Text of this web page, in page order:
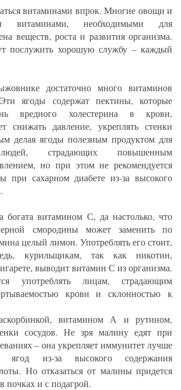
витаминами впрок. Многие овощи и
витаминами, необходимыми для
веществ, роста и развития организма.
послужить хорошую службу – каждый
достаточно много витаминов
ягоды содержат пектины, которые
вредного холестерина в крови,
снижать давление, укреплять стенки
делая ягоды полезным продуктом для
людей, страдающих повышенным
но при этом не рекомендуется
при сахарном диабете из-за высокого
богата витамином С, да настолько, что
смородины может заменить по
целый лимон. Употреблять его стоит,
курильщикам, так как никотин,
выводит витамин С из организма.
употреблять лицам, страдающим
крови и склонностью к
витамином А и рутином,
сосудов. Не зря малину едят при
– она укрепляет иммунитет лучше
ягод из-за высокого содержания
Но отказаться от малины придется
почках и с подагрой.